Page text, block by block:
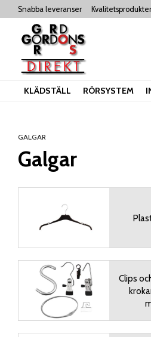
Snabba leveranser Kvalitetsprodukter
KLÄDSTÄLL RÖRSYSTEM
GALGAR
Galgar
Clips